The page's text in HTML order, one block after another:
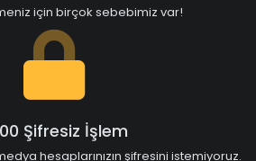
için birçok sebebimiz var!
Şifresiz İşlem
hesaplarınızın şifresini istemiyoruz.